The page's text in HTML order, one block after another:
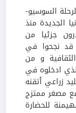
السوسيو-
الجديدة منذ
جزئيا من
قد نجحوا في
و من
ادخلوه في
زراعي أتقنه
مصغر ممتزج
للحضارة